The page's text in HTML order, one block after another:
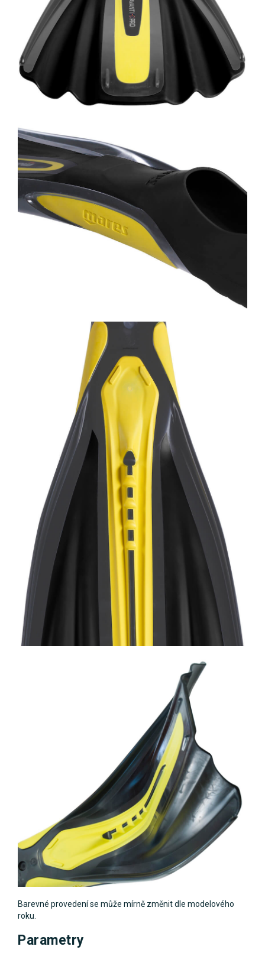
Barevné provedení se může mírně změnit dle modelového
roku.
Parametry